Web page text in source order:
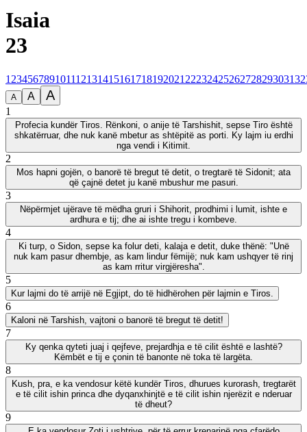
Isaia
23
1 23456789101112131415161718192021 2223242526272829303132
A A A
1
Profecia kundër Tiros. Rënkoni, o anije të Tarshishit, sepse Tiro është
shkatërruar, dhe nuk kanë mbetur as shtëpitë as porti. Ky lajm iu erdhi
nga vendi i Kitimit.
2
Mos hapni gojën, o banorë të bregut të detit, o tregtarë të Sidonit; ata
që çajnë detet ju kanë mbushur me pasuri.
3
Nëpërmjet ujërave të mëdha gruri i Shihorit, prodhimi i lumit, ishte e
ardhura e tij; dhe ai ishte tregu i kombeve.
4
Ki turp, o Sidon, sepse ka folur deti, kalaja e detit, duke thënë: "Unë
nuk kam pasur dhembje, as kam lindur fëmijë; nuk kam ushqyer të rinj
as kam rritur virgjëresha".
5
Kur lajmi do të arrijë në Egjipt, do të hidhërohen për lajmin e Tiros.
6
Kaloni në Tarshish, vajtoni o banorë të bregut të detit!
7
Ky qenka qyteti juaj i qejfeve, prejardhja e të cilit është e lashtë?
Këmbët e tij e çonin të banonte në toka të largëta.
8
Kush, pra, e ka vendosur këtë kundër Tiros, dhurues kurorash, tregtarët
e të cilit ishin princa dhe dyqanxhinjtë e të cilit ishin njerëzit e nderuar
të dheut?
9